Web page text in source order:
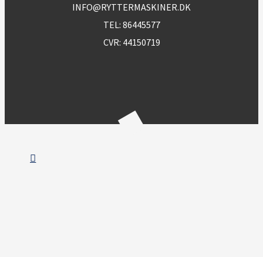
INFO@RYTTERMASKINER.DK
TEL: 86445577
CVR: 44150719